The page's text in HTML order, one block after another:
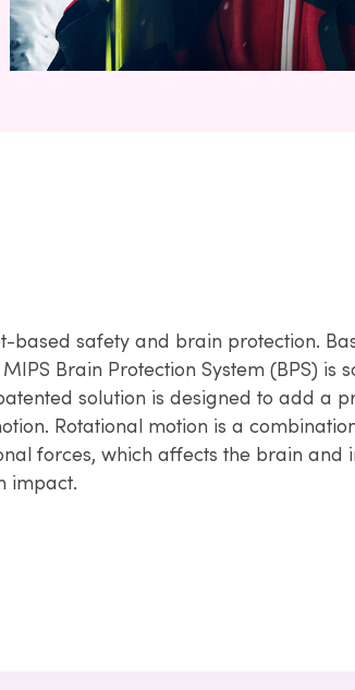
based safety and brain protection.
Brain Protection System (BPS) is
solution is designed to add a
Rotational motion is a
forces, which affects the brain and
impact.